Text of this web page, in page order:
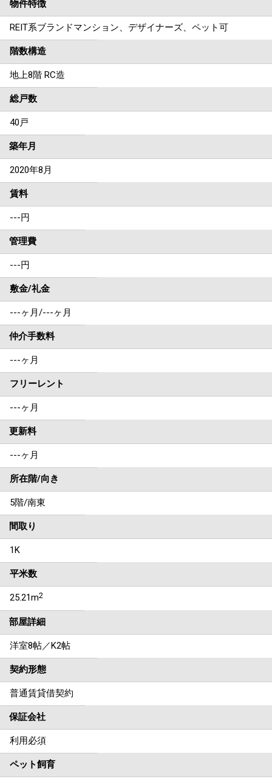
物件特徴
REIT系ブランドマンション、デザイナーズ、ペット可
階数構造
地上8階 RC造
総戸数
40戸
築年月
2020年8月
賃料
---円
管理費
---円
敷金/礼金
---ヶ月/---ヶ月
仲介手数料
---ヶ月
フリーレント
---ヶ月
更新料
---ヶ月
所在階/向き
5階/南東
間取り
1K
平米数
25.21m2
部屋詳細
洋室8帖／K2帖
契約形態
普通賃貸借契約
保証会社
利用必須
ペット飼育